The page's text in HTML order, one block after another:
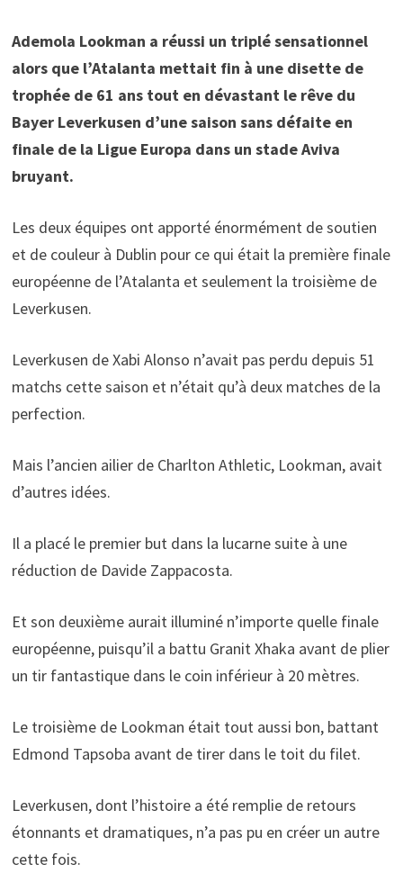
Ademola Lookman a réussi un triplé sensationnel
alors que l’Atalanta mettait fin à une disette de
trophée de 61 ans tout en dévastant le rêve du
Bayer Leverkusen d’une saison sans défaite en
finale de la Ligue Europa dans un stade Aviva
bruyant.
Les deux équipes ont apporté énormément de soutien
et de couleur à Dublin pour ce qui était la première finale
européenne de l’Atalanta et seulement la troisième de
Leverkusen.
Leverkusen de Xabi Alonso n’avait pas perdu depuis 51
matchs cette saison et n’était qu’à deux matches de la
perfection.
Mais l’ancien ailier de Charlton Athletic, Lookman, avait
d’autres idées.
Il a placé le premier but dans la lucarne suite à une
réduction de Davide Zappacosta.
Et son deuxième aurait illuminé n’importe quelle finale
européenne, puisqu’il a battu Granit Xhaka avant de plier
un tir fantastique dans le coin inférieur à 20 mètres.
Le troisième de Lookman était tout aussi bon, battant
Edmond Tapsoba avant de tirer dans le toit du filet.
Leverkusen, dont l’histoire a été remplie de retours
étonnants et dramatiques, n’a pas pu en créer un autre
cette fois.